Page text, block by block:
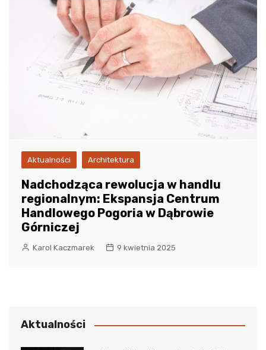
Aktualności Architektura
Nadchodząca rewolucja w handlu
regionalnym: Ekspansja Centrum
Handlowego Pogoria w Dąbrowie
Górniczej
Karol Kaczmarek 9 kwietnia 2025
Aktualności